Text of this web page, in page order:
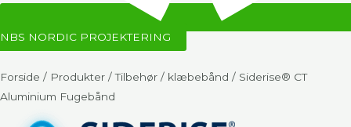
NBS NORDIC PROJEKTERING
Forside / Produkter /Tilbehør / klæbebånd / Siderise® CT
Aluminium Fugebånd